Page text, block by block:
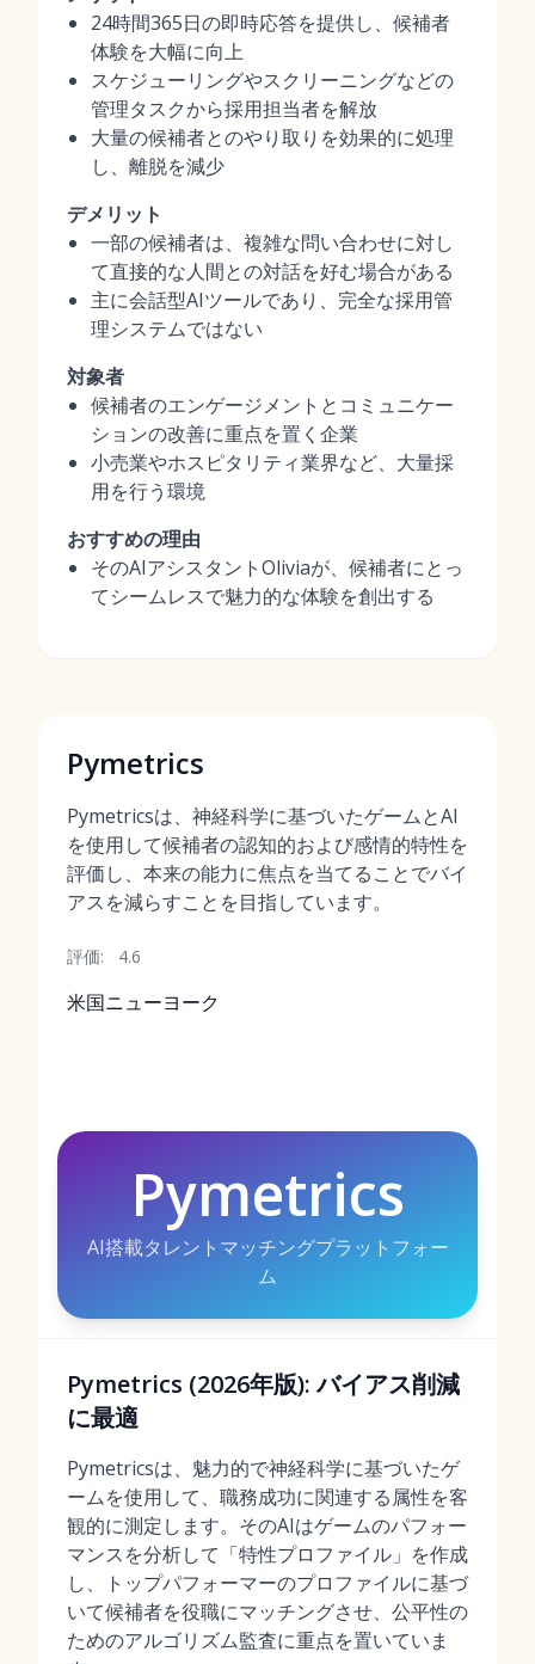
24時間365日の即時応答を提供し、候補者
体験を大幅に向上
スケジューリングやスクリーニングなどの
管理タスクから採用担当者を解放
大量の候補者とのやり取りを効果的に処理
し、離脱を減少
デメリット
一部の候補者は、複雑な問い合わせに対し
て直接的な人間との対話を好む場合がある
主に会話型AIツールであり、完全な採用管
理システムではない
対象者
候補者のエンゲージメントとコミュニケー
ションの改善に重点を置く企業
小売業やホスピタリティ業界など、大量採
用を行う環境
おすすめの理由
そのAIアシスタントOliviaが、候補者にとっ
てシームレスで魅力的な体験を創出する
Pymetrics
Pymetricsは、神経科学に基づいたゲームとAI
を使用して候補者の認知的および感情的特性を
評価し、本来の能力に焦点を当てることでバイ
アスを減らすことを目指しています。
評価: 4.6
米国ニューヨーク
Pymetrics
AI搭載タレントマッチングプラットフォー
ム
Pymetrics (2026年版): バイアス削減
に最適
Pymetricsは、魅力的で神経科学に基づいたゲ
ームを使用して、職務成功に関連する属性を客
観的に測定します。そのAIはゲームのパフォー
マンスを分析して「特性プロファイル」を作成
し、トップパフォーマーのプロファイルに基づ
いて候補者を役職にマッチングさせ、公平性の
ためのアルゴリズム監査に重点を置いていま